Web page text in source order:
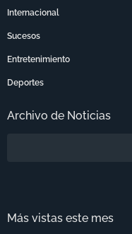
Internacional
Sucesos
Entretenimiento
Deportes
Archivo de Noticias
Más vistas este mes